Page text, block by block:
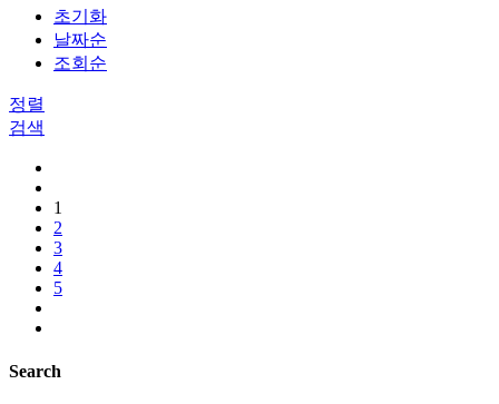
초기화
날짜순
조회순
정렬
검색
1
2
3
4
5
Search